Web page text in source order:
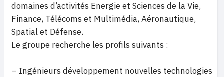
domaines d’activités Energie et Sciences de la Vie,
Finance, Télécoms et Multimédia, Aéronautique,
Spatial et Défense.
Le groupe recherche les profils suivants :
– Ingénieurs développement nouvelles technologies